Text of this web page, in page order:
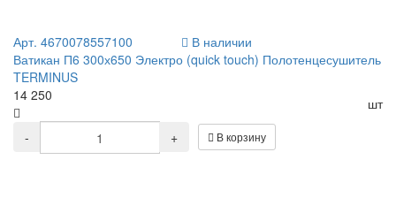
Арт. 4670078557100
В наличии
Ватикан П6 300х650 Электро (quick touch) Полотенцесушитель
TERMINUS
14 250
шт
-
+ В корзину